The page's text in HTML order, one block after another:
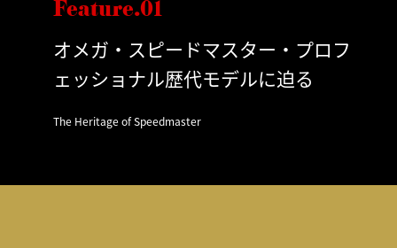
Feature.01
オメガ・スピードマスター・プロフ
ェッショナル歴代モデルに迫る
The Heritage of Speedmaster